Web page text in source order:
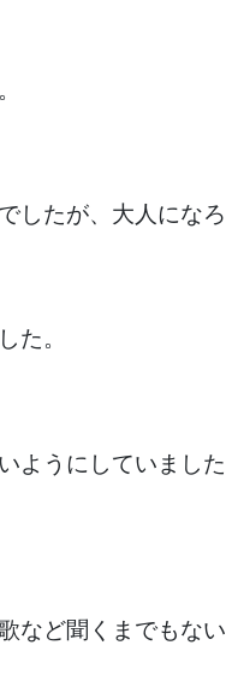
たが、大人になろ
た。
ようにしていまし
ど聞くまでもない